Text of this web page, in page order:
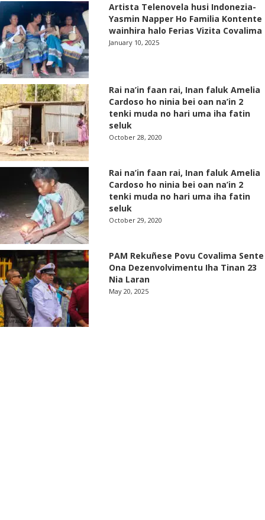
Artista Telenovela husi Indonezia-
Yasmin Napper Ho Familia Kontente
wainhira halo Ferias Vizita Covalima
January 10, 2025
Rai na’in faan rai, Inan faluk Amelia
Cardoso ho ninia bei oan na’in 2
tenki muda no hari uma iha fatin
seluk
October 28, 2020
Rai na’in faan rai, Inan faluk Amelia
Cardoso ho ninia bei oan na’in 2
tenki muda no hari uma iha fatin
seluk
October 29, 2020
PAM Rekuñese Povu Covalima Sente
Ona Dezenvolvimentu Iha Tinan 23
Nia Laran
May 20, 2025